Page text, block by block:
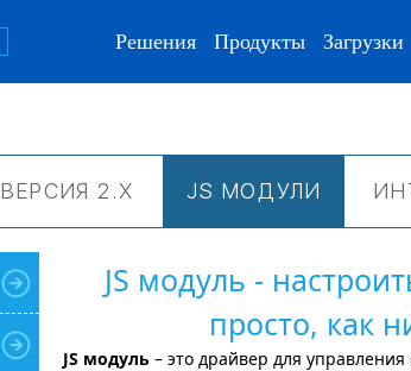
Решения Продукты Загрузки
ВЕРСИЯ 2.Х JS МОДУЛИ
JS модуль -
просто, как
JS модуль – это драйвер для